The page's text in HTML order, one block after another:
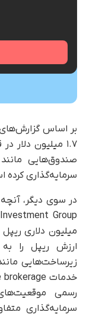
بر اساس
سرمایه‌گذاری کرده
زیرساخت‌هایی
سرمایه‌گذاری